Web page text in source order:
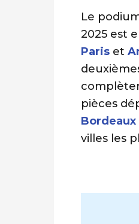
Le
2025 est
Paris et
pièces
Bordeaux
villes les